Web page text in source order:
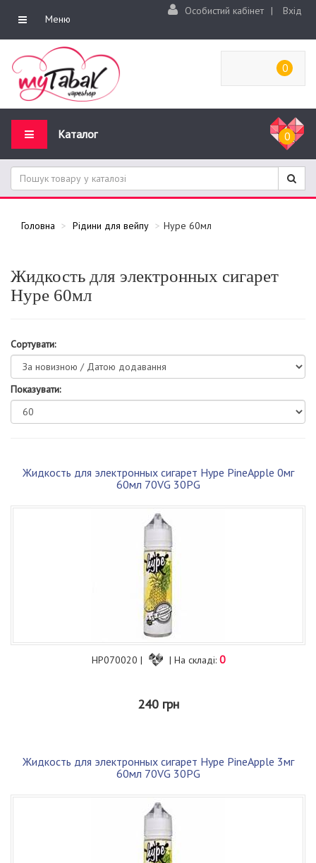
Меню
Особистий кабінет | Вхід
0
Каталог 0
Головна Рідини для вейпу Hype 60мл
Жидкость для электронных сигарет
Hype 60мл
Сортувати:
Показувати:
Жидкость для электронных сигарет Hype PineApple 0мг
60мл 70VG 30PG
HP070020 | | На складі: 0
240 грн
Жидкость для электронных сигарет Hype PineApple 3мг
60мл 70VG 30PG